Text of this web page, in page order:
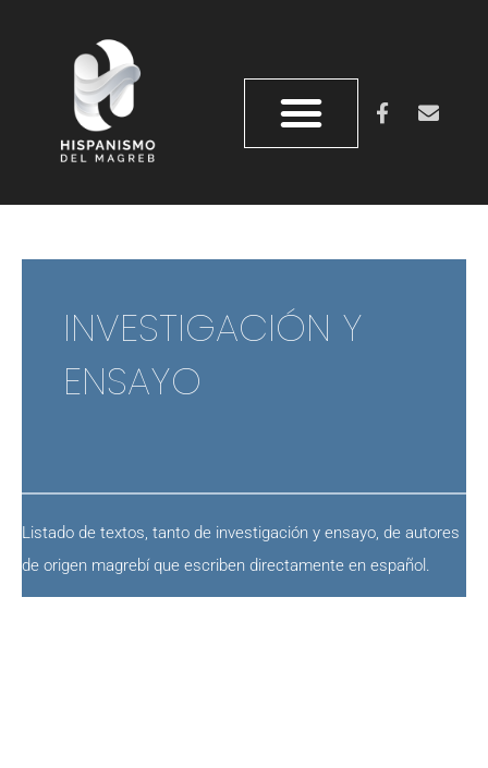
INVESTIGACIÓN Y
ENSAYO
Listado de textos, tanto de investigación y ensayo, de autores
de origen magrebí que escriben directamente en español.